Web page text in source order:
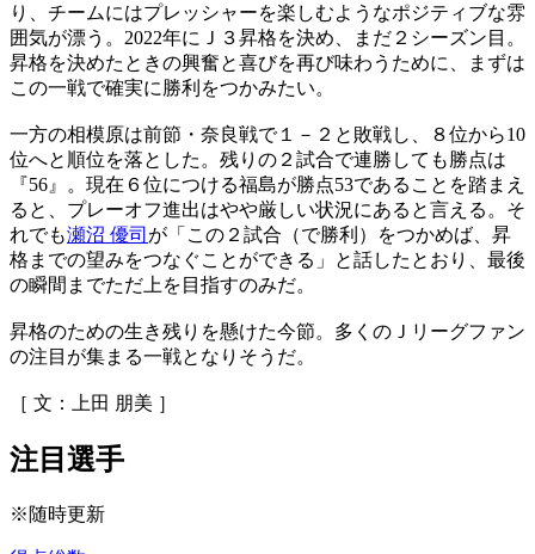
り、チームにはプレッシャーを楽しむようなポジティブな雰
囲気が漂う。2022年にＪ３昇格を決め、まだ２シーズン目。
昇格を決めたときの興奮と喜びを再び味わうために、まずは
この一戦で確実に勝利をつかみたい。
一方の相模原は前節・奈良戦で１－２と敗戦し、８位から10
位へと順位を落とした。残りの２試合で連勝しても勝点は
『56』。現在６位につける福島が勝点53であることを踏まえ
ると、プレーオフ進出はやや厳しい状況にあると言える。そ
れでも瀬沼 優司 が「この２試合（で勝利）をつかめば、昇
格までの望みをつなぐことができる」と話したとおり、最後
の瞬間までただ上を目指すのみだ。
昇格のための生き残りを懸けた今節。多くのＪリーグファン
の注目が集まる一戦となりそうだ。
［ 文：上田 朋美 ］
注目選手
※随時更新